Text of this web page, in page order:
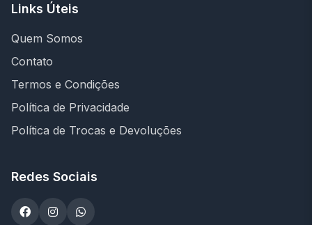
Links Úteis
Quem Somos
Contato
Termos e Condições
Política de Privacidade
Política de Trocas e Devoluções
Redes Sociais